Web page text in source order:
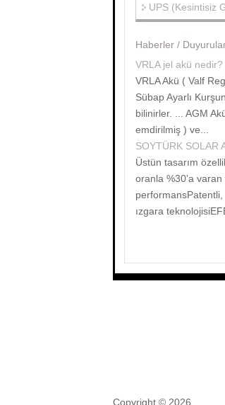
UPS (Kesintisiz
Haberler /
VRLA jel akü nedir?
VRLA Akü ( Valf
Sübap Ayarlı
bilinirler. ... AGM
emdirilmiş ) ve...
SOYTÜRK SOLAR
Üstün tasarım
oranla %30’a
performansPatentli,
ızgara
Copyright © 2026,